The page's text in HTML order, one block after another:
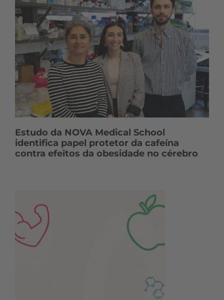
Estudo da NOVA Medical School
identifica papel protetor da cafeína
contra efeitos da obesidade no cérebro